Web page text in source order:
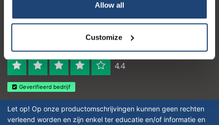
Allow all
Customize
Reviews 273 - Bien
4.4
Geverifieerd bedrijf
Let op! Op onze productomschrijvingen kunnen geen rechten
verleend worden en zijn enkel ter educatie en/of informatie en